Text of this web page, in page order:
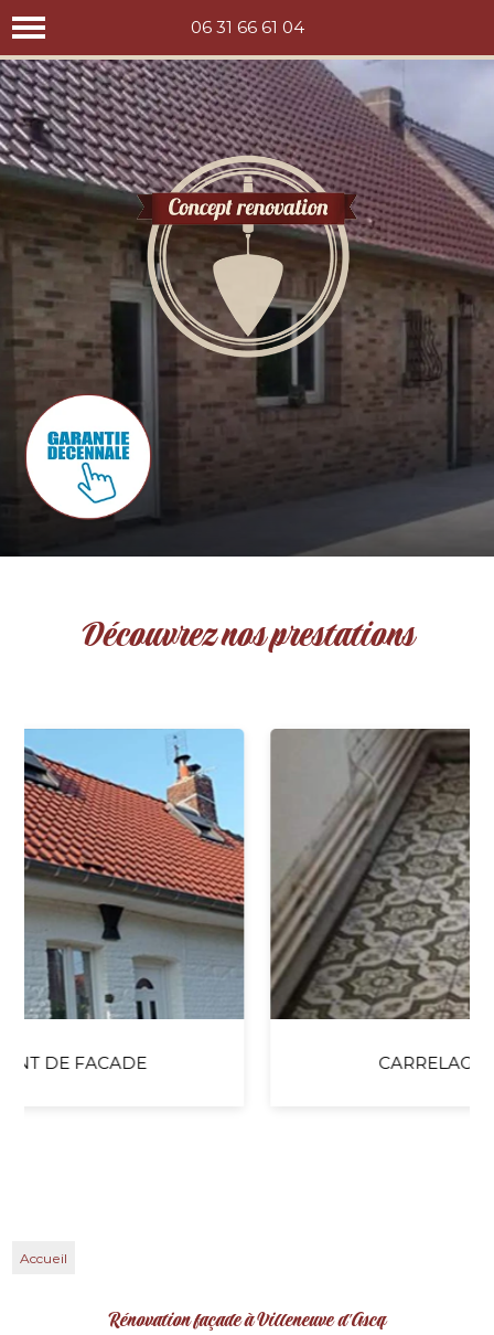
06 31 66 61 04
Concept rénovation
Découvrez nos prestations
Accueil
Rénovation façade à Villeneuve d'Ascq